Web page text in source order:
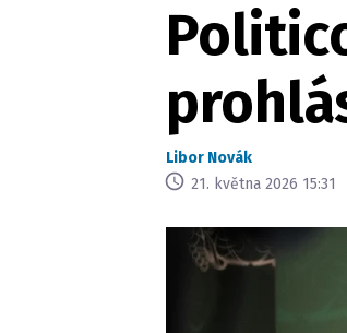
Libor Novák
21. května 2026 15:31